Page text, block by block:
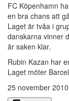
FC Köpenhamn
en bra chans att
Laget är tvåa i
danskarna vinner
är saken klar.
Rubin Kazan har
Laget möter
25 november 2010